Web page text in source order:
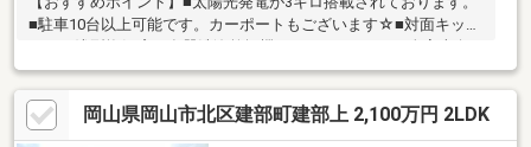
■駐車10台以上可能です。カーポートもございます☆■対面キッチ
ンには浅型換気扇と食器洗浄乾燥機もついています。■全室南向
きで、1FLDKは17帖＋和室コーナーも3帖ありますので広々とした
空間で過ごせます。気になる点がある場合はご連絡ください
→【086-206-6861】「情報集収のための資料が欲しい方」はオレ
ンジの「資料請求（無料）」ボタンをクリックしてください。
岡山県岡山市北区建部町建部上 2,100万円 2LDK